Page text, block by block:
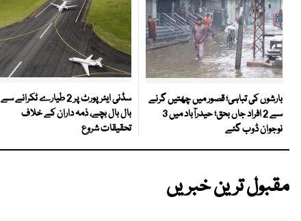
بارشوں کی تباہی؛ قصور میں چھتیں گرنے
سے 2 افراد جاں بحق؛ حیدرآباد میں 3
نوجوان ڈوب گئے
سڈنی ایئرپورٹ پر 2 طیارے ٹکرانے سے
بال بال بچے، ذمہ داران کے خلاف
تحقیقات شروع
مقبول ترین خبریں